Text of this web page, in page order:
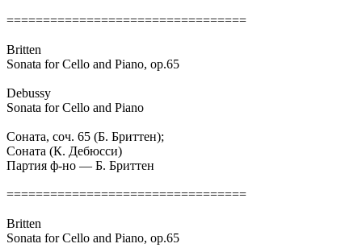
=================================
Britten
Sonata for Cello and Piano, op.65
Debussy
Sonata for Cello and Piano
Соната, соч. 65 (Б. Бриттен);
Соната (К. Дебюсси)
Партия ф-но — Б. Бриттен
=================================
Britten
Sonata for Cello and Piano, op.65